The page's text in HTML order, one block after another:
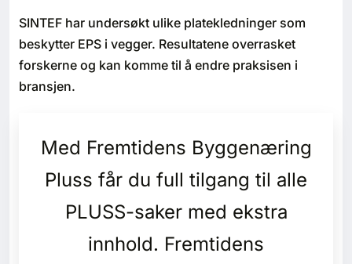
Digitalisering
Eiendom
Tips redaksjonen
Abonnere magasin
SINTEF har undersøkt ulike platekledninger som
beskytter EPS i vegger. Resultatene overrasket
forskerne og kan komme til å endre praksisen i
bransjen.
Med Fremtidens Byggenæring
Pluss får du full tilgang til alle
PLUSS-saker med ekstra
innhold. Fremtidens